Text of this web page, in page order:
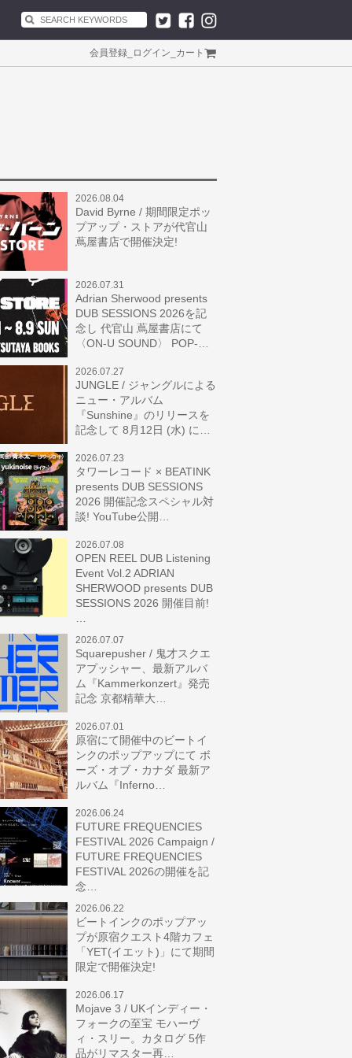
会員登録 ログイン カート
2026.08.04
David Byrne / 期間限定ポッ
プアップ・ストアが代官山
蔦屋書店で開催決定!
2026.07.31
Adrian Sherwood presents
DUB SESSIONS 2026を記
念し 代官山 蔦屋書店にて
〈ON-U SOUND〉 POP-…
2026.07.27
JUNGLE / ジャングルによる
ニュー・アルバム
『Sunshine』のリリースを
記念して 8月12日 (水) に…
2026.07.23
タワーレコード × BEATINK
presents DUB SESSIONS
2026 開催記念スペシャル対
談! YouTube公開…
2026.07.08
OPEN REEL DUB Listening
Event Vol.2 ADRIAN
SHERWOOD presents DUB
SESSIONS 2026 開催目前!
2026.07.07
Squarepusher / 鬼才スクエ
アプッシャー、最新アルバ
ム『Kammerkonzert』発売
記念 京都精華大…
2026.07.01
原宿にて開催中のビートイ
ンクのポップアップにて ボ
ーズ・オブ・カナダ 最新ア
ルバム『Inferno…
2026.06.24
FUTURE FREQUENCIES
FESTIVAL 2026 Campaign /
FUTURE FREQUENCIES
FESTIVAL 2026の開催を記
念…
2026.06.22
ビートインクのポップアッ
プが原宿クエスト4階カフェ
「YET(イエット)」にて期間
限定で開催決定!
2026.06.17
Mojave 3 / UKインディー・
フォークの至宝 モハーヴ
ィ・スリー。カタログ 5作
品がリマスター再…